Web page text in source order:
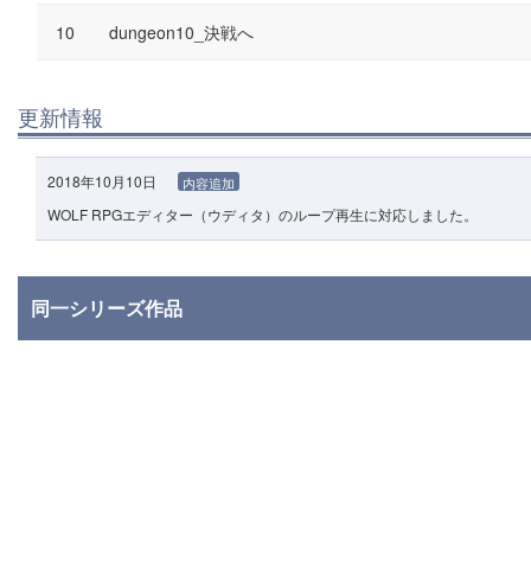
dungeon10_決戦へ
更新情報
2018年10月10日 内容追加
WOLF RPGエディター（ウディタ）のループ再生に対応しました。
同一シリーズ作品